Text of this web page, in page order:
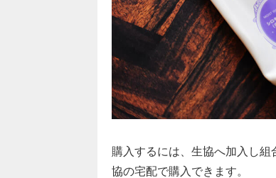
購入するには、生協へ加入し
協の宅配で購入できます。